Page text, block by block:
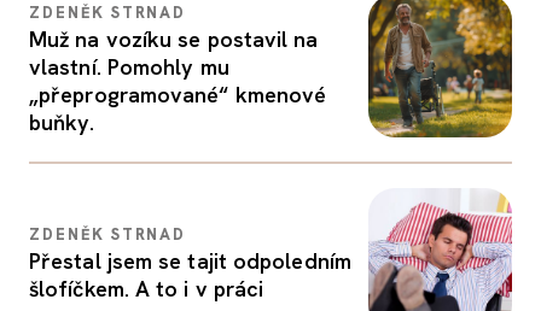
ZDENĚK STRNAD
Muž na vozíku se postavil na
vlastní. Pomohly mu
„přeprogramované“ kmenové
buňky.
ZDENĚK STRNAD
Přestal jsem se tajit odpoledním
šlofíčkem. A to i v práci